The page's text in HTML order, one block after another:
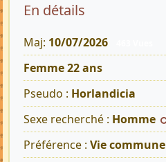
En détails
Maj: 10/07/2026
Femme 22 ans
Pseudo : Horlandicia
Sexe recherché : Homme
Préférence : Vie commune